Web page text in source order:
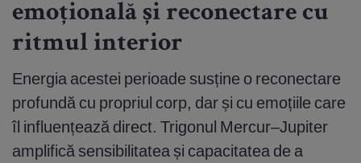
emoțională și reconectare cu
ritmul interior
Energia acestei perioade susține o reconectare
profundă cu propriul corp, dar și cu emoțiile care
îl influențează direct. Trigonul Mercur–Jupiter
amplifică sensibilitatea și capacitatea de a